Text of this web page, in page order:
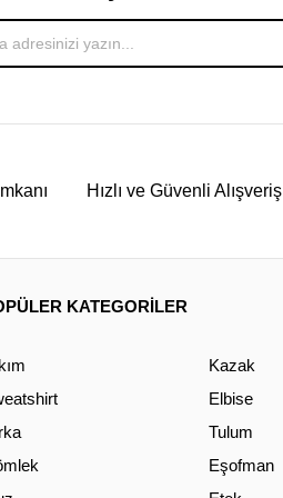
Hızlı ve Güvenli Alışveriş
KATEGORİLER
Kazak
Elbise
Tulum
Eşofman